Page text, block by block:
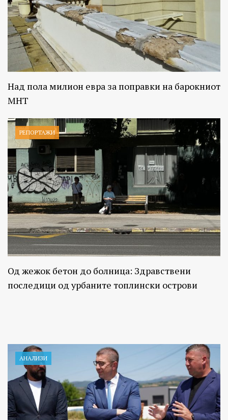
Над пола милион евра за поправки на барокниот
МНТ
РЕПОРТАЖИ
Од жежок бетон до болница: Здравствени
последици од урбаните топлински острови
АНАЛИЗИ